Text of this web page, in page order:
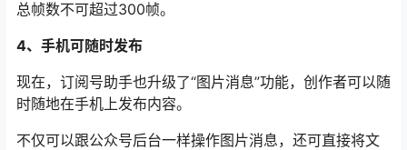
总帧数不可超过300帧。
4、手机可随时发布
现在，订阅号助手也升级了“图片消息”功能，创作者可以随
时随地在手机上发布内容。
不仅可以跟公众号后台一样操作图片消息，还可直接将文